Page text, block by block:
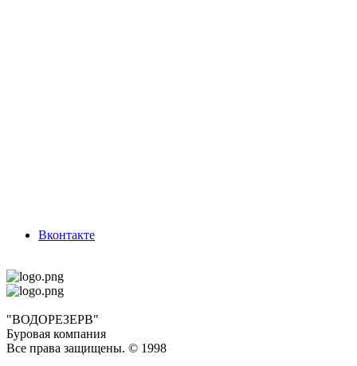
Вконтакте
"ВОДОРЕЗЕРВ"
Буровая компания
Все права защищены. © 1998